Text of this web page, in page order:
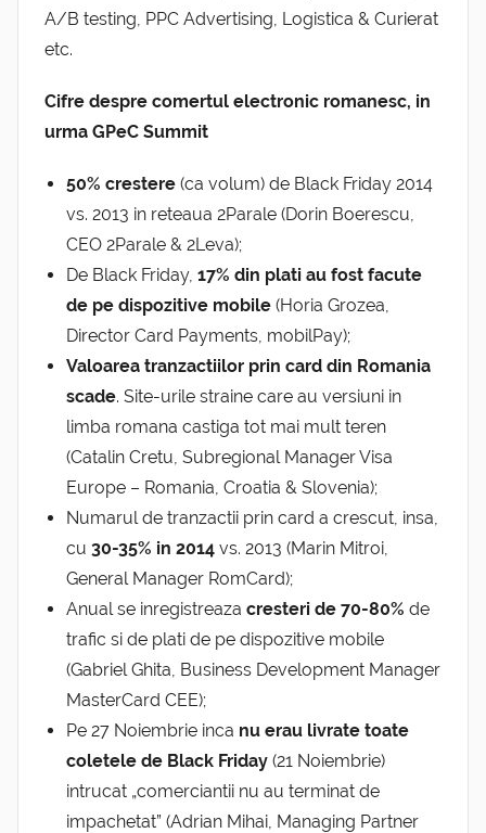
A/B testing, PPC Advertising, Logistica & Curierat
etc.
Cifre despre comertul electronic romanesc, in
urma GPeC Summit
50% crestere (ca volum) de Black Friday 2014
vs. 2013 in reteaua 2Parale (Dorin Boerescu,
CEO 2Parale & 2Leva);
De Black Friday, 17% din plati au fost facute
de pe dispozitive mobile (Horia Grozea,
Director Card Payments, mobilPay);
Valoarea tranzactiilor prin card din Romania
scade. Site-urile straine care au versiuni in
limba romana castiga tot mai mult teren
(Catalin Cretu, Subregional Manager Visa
Europe – Romania, Croatia & Slovenia);
Numarul de tranzactii prin card a crescut, insa,
cu 30-35% in 2014 vs. 2013 (Marin Mitroi,
General Manager RomCard);
Anual se inregistreaza cresteri de 70-80% de
trafic si de plati de pe dispozitive mobile
(Gabriel Ghita, Business Development Manager
MasterCard CEE);
Pe 27 Noiembrie inca nu erau livrate toate
coletele de Black Friday (21 Noiembrie)
intrucat „comerciantii nu au terminat de
impachetat” (Adrian Mihai, Managing Partner